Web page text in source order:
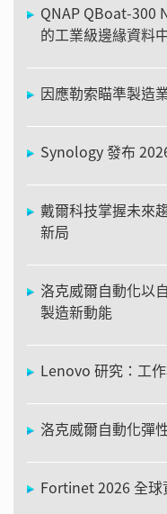
QNAP QBoat-300
的工業級邊緣資料
因應勒索瞄準製造
Synology 發布
戴爾科技掌握未來
新局
洛克威爾自動化以
製造新動能
Lenovo 研究：工
洛克威爾自動化彈
Fortinet 2026 全球